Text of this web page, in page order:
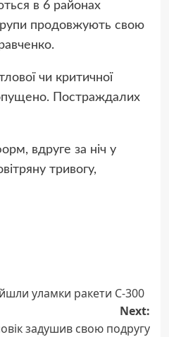
в 6 районах
продовжують свою
чи критичної
Постраждалих
вдруге за ніч у
тривогу,
уламки ракети С-300
Next:
задушив свою подругу